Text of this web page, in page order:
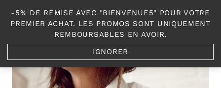
-5% DE REMISE AVEC "BIENVENUE5" POUR VOTRE
PREMIER ACHAT. LES PROMOS SONT UNIQUEMENT
REMBOURSABLES EN AVOIR.
IGNORER
contenu
Les Hauts et Pulls /